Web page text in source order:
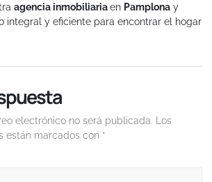
agencia inmobiliariaen Pamplona y
integral y eficiente para encontrar el hogar
electrónico no será publicada.
Los
están marcados con *